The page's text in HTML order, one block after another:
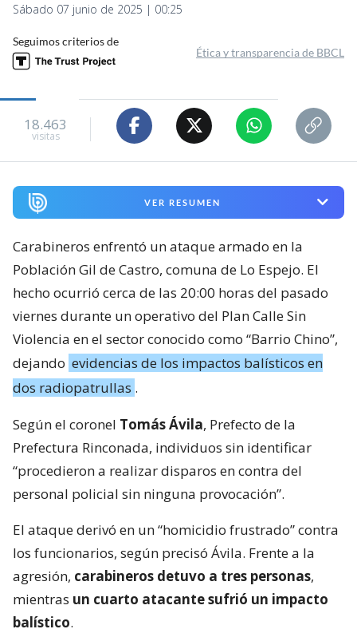
Sábado 07 junio de 2025 | 00:25
Seguimos criterios de
Ética y transparencia de BBCL
18.463
visitas
VER RESUMEN
Carabineros enfrentó un ataque armado en la
Población Gil de Castro, comuna de Lo Espejo. El
hecho ocurrió cerca de las 20:00 horas del pasado
viernes durante un operativo del Plan Calle Sin
Violencia en el sector conocido como “Barrio Chino”,
dejando evidencias de los impactos balísticos en
dos radiopatrullas .
Según el coronel Tomás Ávila, Prefecto de la
Prefectura Rinconada, individuos sin identificar
“procedieron a realizar disparos en contra del
personal policial sin ninguna provocación”.
El ataque derivó en un “homicidio frustrado” contra
los funcionarios, según precisó Ávila. Frente a la
agresión, carabineros detuvo a tres personas,
mientras un cuarto atacante sufrió un impacto
balístico.